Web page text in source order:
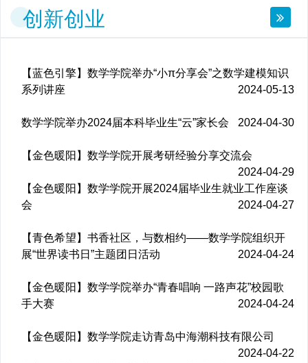
创新创业
【蓝色引擎】数学学院举办“小π分享会”之数学建模知识
系列讲座
2024-05-13
数学学院举办2024届本科毕业生“云”家长会 2024-04-30
【金色暖阳】数学学院开展考研经验分享交流会
2024-04-29
【金色暖阳】数学学院开展2024届毕业生就业工作座谈
会
2024-04-27
【青色希望】书香社区，与数相约——数学学院组织开
展“世界读书日”主题团日活动
2024-04-24
【金色暖阳】数学学院举办“青春唱响 一路声花”校园歌
手大赛
2024-04-24
【金色暖阳】数学学院走访青岛中海潮科技有限公司
2024-04-22